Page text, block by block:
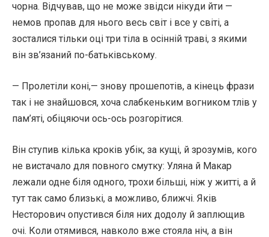
чорна. Відчував, що не може звідси нікуди йти —
немов пропав для нього весь світ і все у світі, а
зосталися тільки оці три тіла в осінній траві, з якими
він зв’язаний по-батьківському.
— Пролетіли коні,— знову прошепотів, а кінець фрази
так і не знайшовся, хоча слабкеньким вогником тлів у
пам’яті, обіцяючи ось-ось розгорітися.
Він ступив кілька кроків убік, за кущі, й зрозумів, кого
не вистачало для повного смутку: Уляна й Макар
лежали одне біля одного, трохи більші, ніж у житті, а й
тут так само близькі, а можливо, ближчі. Яків
Несторович опустився біля них додолу й заплющив
очі. Коли отямився, навколо вже стояла ніч, а він